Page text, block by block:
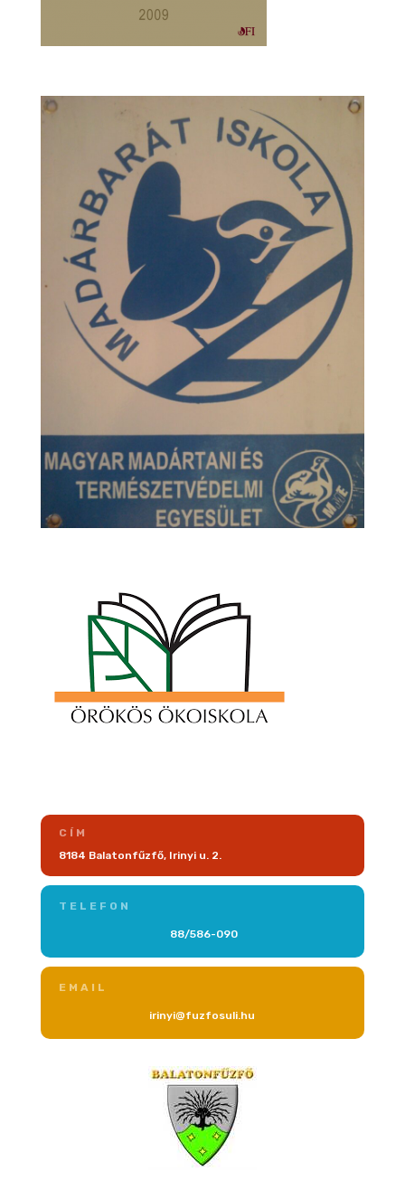
CÍM
8184 Balatonfűzfő, Irinyi u. 2.
TELEFON
88/586-090
EMAIL
irinyi@fuzfosuli.hu